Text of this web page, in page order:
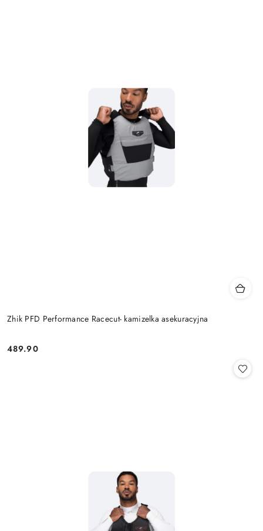
Zhik PFD Performance Racecut- kamizelka asekuracyjna
Cena:
489.90